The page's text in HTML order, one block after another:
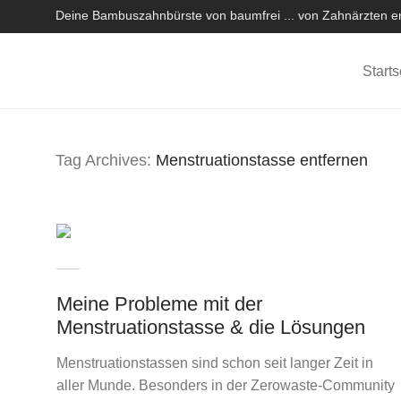
Deine Bambuszahnbürste von baumfrei ... von Zahnärzten
Tag Archives: Menstruationstasse entfernen
Meine Probleme mit der
Menstruationstasse & die Lösungen
Menstruationstassen sind schon seit langer Zeit in
aller Munde. Besonders in der Zerowaste-Community